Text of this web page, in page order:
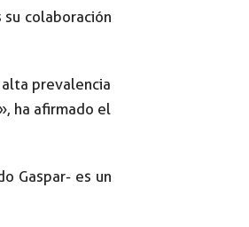
colaboración
prevalencia
ha afirmado el
Gaspar- es un